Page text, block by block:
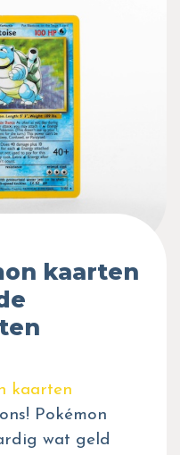
kaarten
kaarten
Pokémon
wat geld